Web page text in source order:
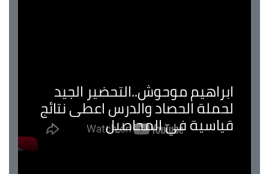
ابراهيم موحوش..التحضير الجيد
لحملة الحصاد والدرس اعطى نتائج
قياسية في المحاصيل